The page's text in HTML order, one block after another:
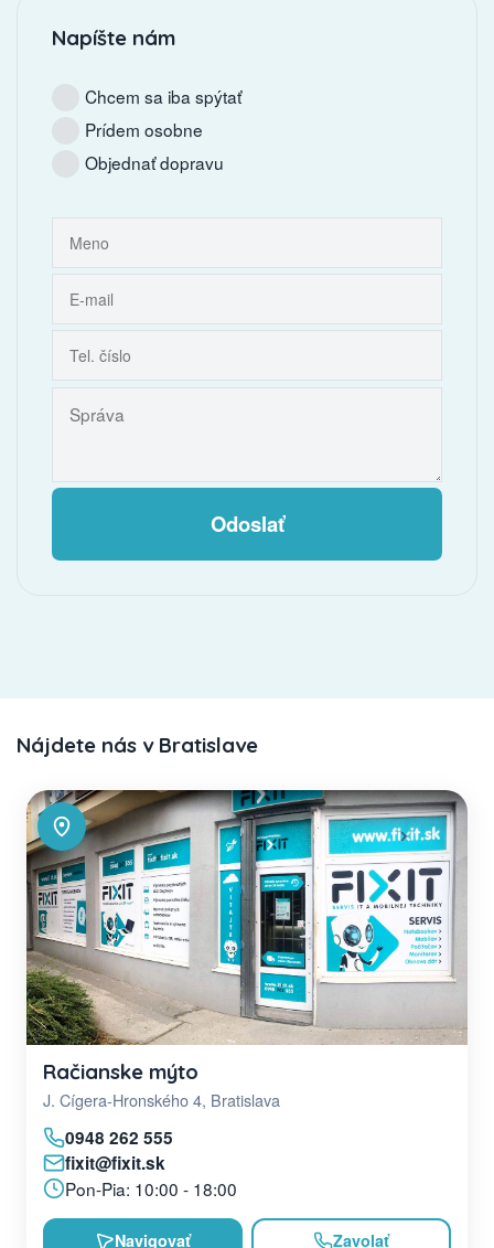
Napíšte nám
Chcem sa iba spýtať
Prídem osobne
Objednať dopravu
Odoslať
Nájdete nás v Bratislave
Račianske mýto
J. Cígera-Hronského 4, Bratislava
0948 262 555
fixit@fixit.sk
Pon-Pia: 10:00 - 18:00
Navigovať Zavolať